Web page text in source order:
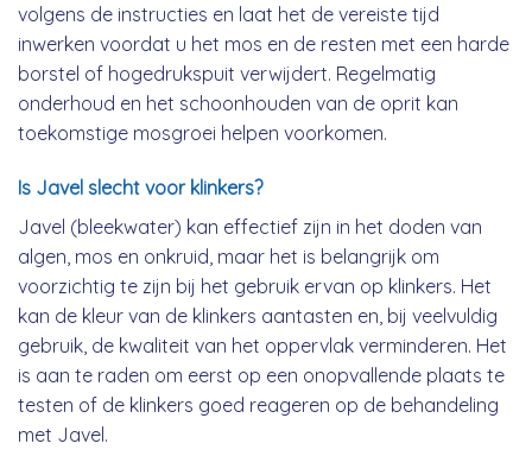
volgens de instructies en laat het de vereiste tijd
inwerken voordat u het mos en de resten met een harde
borstel of hogedrukspuit verwijdert. Regelmatig
onderhoud en het schoonhouden van de oprit kan
toekomstige mosgroei helpen voorkomen.
Is Javel slecht voor klinkers?
Javel (bleekwater) kan effectief zijn in het doden van
algen, mos en onkruid, maar het is belangrijk om
voorzichtig te zijn bij het gebruik ervan op klinkers. Het
kan de kleur van de klinkers aantasten en, bij veelvuldig
gebruik, de kwaliteit van het oppervlak verminderen. Het
is aan te raden om eerst op een onopvallende plaats te
testen of de klinkers goed reageren op de behandeling
met Javel.